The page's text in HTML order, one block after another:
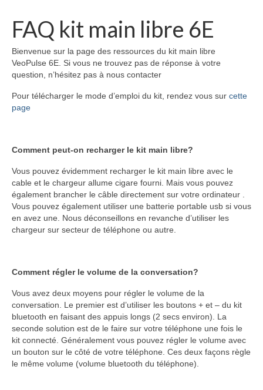
Enregistrement de Garantie
Mon Compte
Aide et Support
Utiliser les commandes vocales
Contact
FAQ kit main libre 6E
Bienvenue sur la page des ressources du kit main libre
VeoPulse 6E. Si vous ne trouvez pas de réponse à votre
question, n’hésitez pas à nous contacter
Pour télécharger le mode d’emploi du kit, rendez vous sur cette
page
Comment peut-on recharger le kit main libre?
Vous pouvez évidemment recharger le kit main libre avec le
cable et le chargeur allume cigare fourni. Mais vous pouvez
également brancher le câble directement sur votre ordinateur .
Vous pouvez également utiliser une batterie portable usb si vous
en avez une. Nous déconseillons en revanche d’utiliser les
chargeur sur secteur de téléphone ou autre.
Comment régler le volume de la conversation?
Vous avez deux moyens pour régler le volume de la
conversation. Le premier est d’utiliser les boutons + et – du kit
bluetooth en faisant des appuis longs (2 secs environ). La
seconde solution est de le faire sur votre téléphone une fois le
kit connecté. Généralement vous pouvez régler le volume avec
un bouton sur le côté de votre téléphone. Ces deux façons règle
le même volume (volume bluetooth du téléphone).